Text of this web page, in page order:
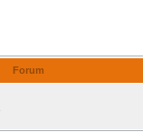
Forum